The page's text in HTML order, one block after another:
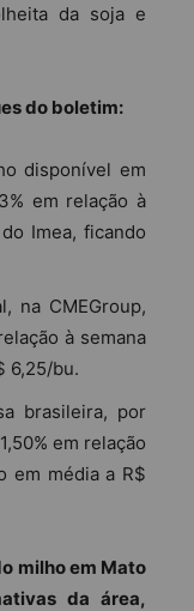
da soja e
do boletim:
disponível em
em relação à
Imea, ficando
na CMEGroup,
à semana
6,25/bu.
brasileira, por
em relação
em média a R$
milho em Mato
da área,